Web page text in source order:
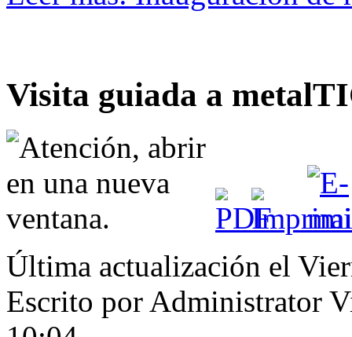
Visita guiada a
Última actualización el
Escrito por Administrator